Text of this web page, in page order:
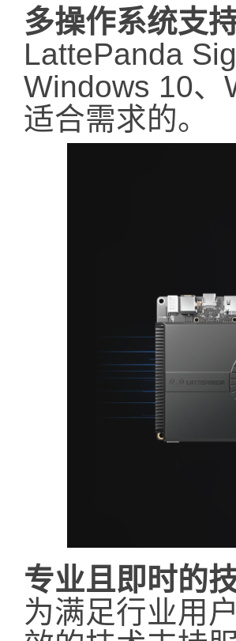
多操作系统支
LattePanda
Windows 10、
适合需求的。
专业且即时的
为满足行业用